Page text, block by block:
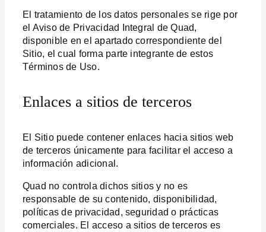
El tratamiento de los datos personales se rige por
el Aviso de Privacidad Integral de Quad,
disponible en el apartado correspondiente del
Sitio, el cual forma parte integrante de estos
Términos de Uso.
Enlaces a sitios de terceros
El Sitio puede contener enlaces hacia sitios web
de terceros únicamente para facilitar el acceso a
información adicional.
Quad no controla dichos sitios y no es
responsable de su contenido, disponibilidad,
políticas de privacidad, seguridad o prácticas
comerciales. El acceso a sitios de terceros es